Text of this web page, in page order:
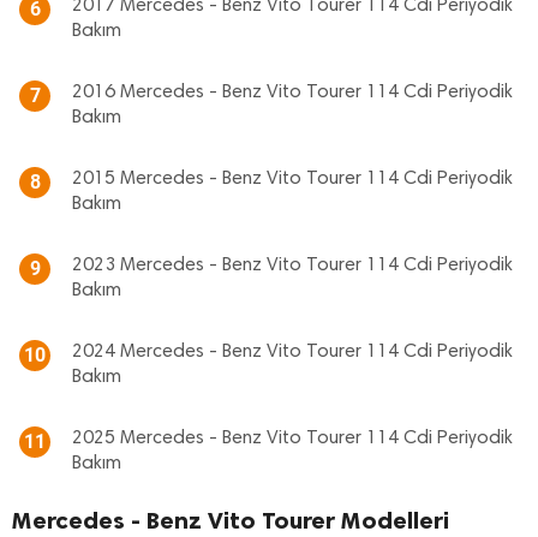
6
2017 Mercedes - Benz Vito Tourer 114 Cdi Periyodik
Bakım
7
2016 Mercedes - Benz Vito Tourer 114 Cdi Periyodik
Bakım
8
2015 Mercedes - Benz Vito Tourer 114 Cdi Periyodik
Bakım
9
2023 Mercedes - Benz Vito Tourer 114 Cdi Periyodik
Bakım
10
2024 Mercedes - Benz Vito Tourer 114 Cdi Periyodik
Bakım
11
2025 Mercedes - Benz Vito Tourer 114 Cdi Periyodik
Bakım
Mercedes - Benz Vito Tourer Modelleri